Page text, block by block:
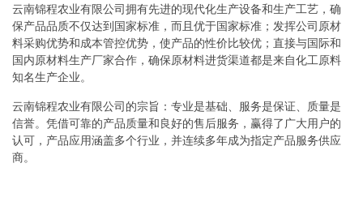
云南锦程农业有限公司拥有先进的现代化生产设备和生产工艺，确
保产品品质不仅达到国家标准，而且优于国家标准；发挥公司原材
料采购优势和成本管控优势，使产品的性价比较优；直接与国际和
国内原材料生产厂家合作，确保原材料进货渠道都是来自化工原料
知名生产企业。
云南锦程农业有限公司的宗旨：专业是基础、服务是保证、质量是
信誉。凭借可靠的产品质量和良好的售后服务，赢得了广大用户的
认可，产品应用涵盖多个行业，并连续多年成为指定产品服务供应
商。